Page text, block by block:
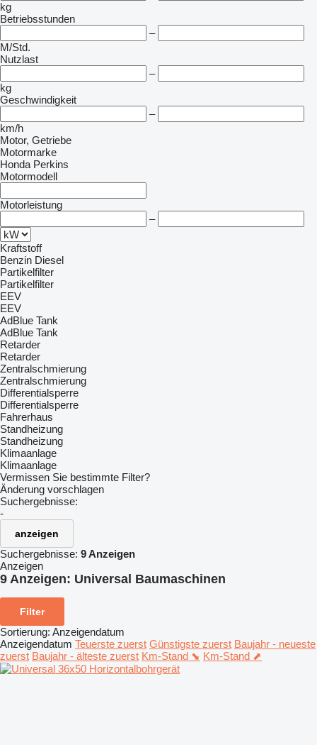
kg
Betriebsstunden
–
M/Std.
Nutzlast
–
kg
Geschwindigkeit
–
km/h
Motor, Getriebe
Motormarke
Honda Perkins
Motormodell
Motorleistung
–
Kraftstoff
Benzin Diesel
Partikelfilter
Partikelfilter
EEV
EEV
AdBlue Tank
AdBlue Tank
Retarder
Retarder
Zentralschmierung
Zentralschmierung
Differentialsperre
Differentialsperre
Fahrerhaus
Standheizung
Standheizung
Klimaanlage
Klimaanlage
Vermissen Sie bestimmte Filter?
Änderung vorschlagen
Suchergebnisse:
-
anzeigen
Suchergebnisse: 9 Anzeigen
Anzeigen
9 Anzeigen: Universal Baumaschinen
Filter
Sortierung: Anzeigendatum
Anzeigendatum Teuerste zuerst Günstigste zuerst Baujahr - neueste
zuerst Baujahr - älteste zuerst Km-Stand ⬊ Km-Stand ⬈